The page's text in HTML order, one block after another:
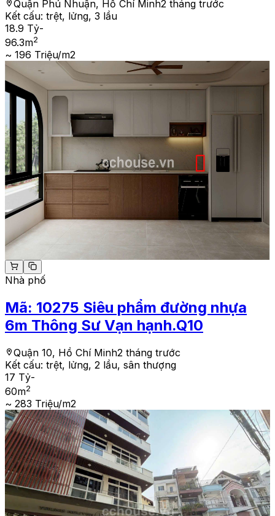
Quận Phú Nhuận, Hồ Chí Minh2 tháng trước
Kết cấu: trệt, lửng, 3 lầu
18.9 Tỷ-
96.3m2
~ 196 Triệu/m2
Nhà phố
Mã: 10275 Siêu phẩm đường nhựa
6m Thông Sư Vạn hạnh.Q10
Quận 10, Hồ Chí Minh2 tháng trước
Kết cấu: trệt, lửng, 2 lầu, sân thượng
17 Tỷ-
60m2
~ 283 Triệu/m2